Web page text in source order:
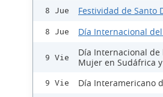
8 Jue Festividad de Santo
8 Jue Día Internacional
9 Vie
Día Internacional
Mujer en Sudáfrica
9 Vie Día Interamericano